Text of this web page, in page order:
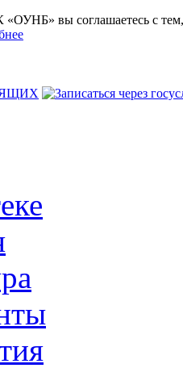
вы соглашаетесь с